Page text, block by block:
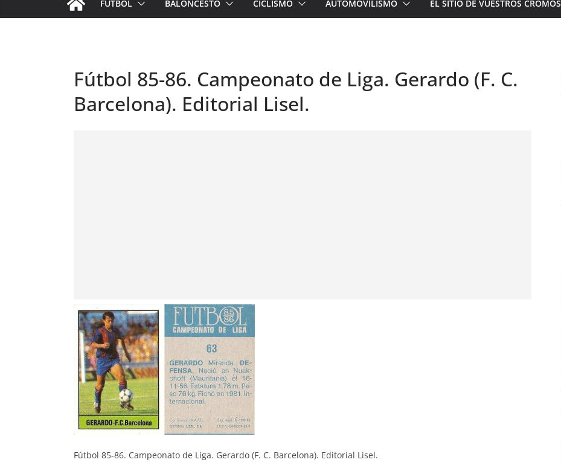
FÚTBOL BALONCESTO CICLISMO AUTOMOVILISMO EL SITIO DE VUESTROS CROMOS
Fútbol 85-86. Campeonato de Liga. Gerardo (F. C.
Barcelona). Editorial Lisel.
Fútbol 85-86. Campeonato de Liga. Gerardo (F. C. Barcelona). Editorial Lisel.